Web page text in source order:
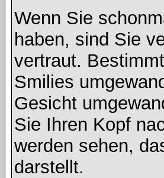
Wenn Sie
haben, sind Sie
vertraut.
Smilies
Gesicht
Sie Ihren Kopf
werden sehen,
darstellt.